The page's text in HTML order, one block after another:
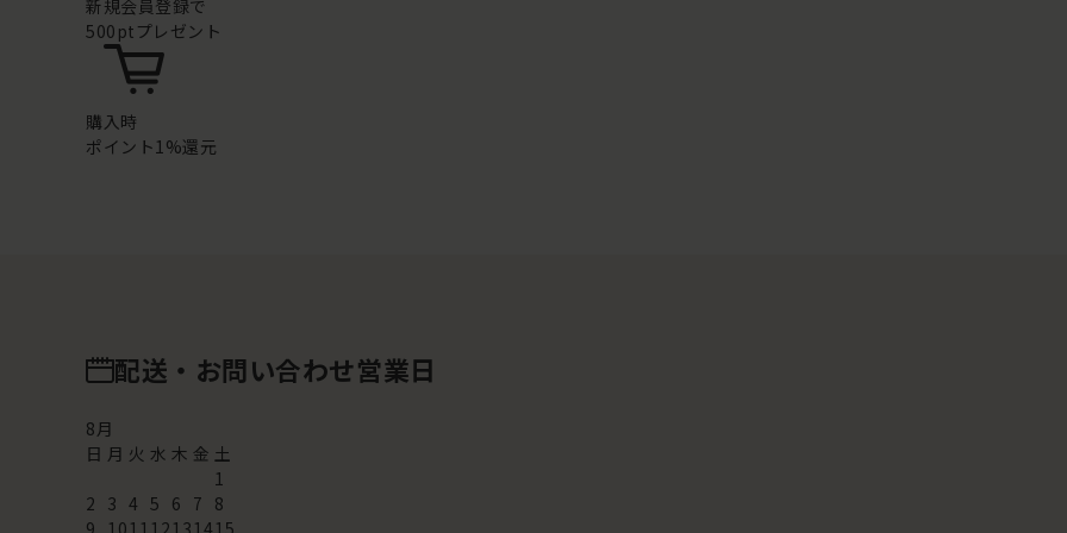
新規会員登録で
500ptプレゼント
購入時
ポイント1%還元
配送・お問い合わせ営業日
8月
日 月 火 水 木 金 土
1
2 3 4 5 6 7 8